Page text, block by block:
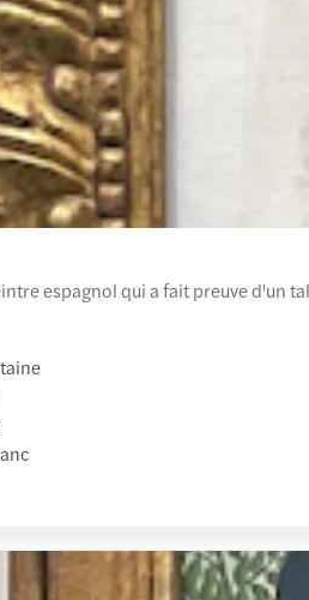
espagnol qui a fait preuve d'un